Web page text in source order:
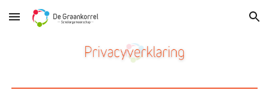
Skip to main content Skip to navigation